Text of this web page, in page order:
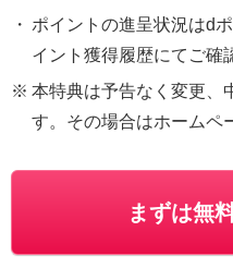
・ ポイントの進呈状況はd
イント獲得履歴にてご確
※ 本特典は予告なく変更、
す。その場合はホームペ
まずは無